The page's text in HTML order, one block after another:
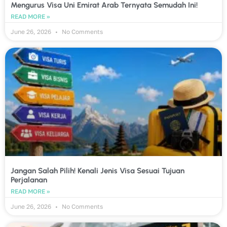
Mengurus Visa Uni Emirat Arab Ternyata Semudah Ini!
READ MORE »
June 26, 2026
No Comments
Jangan Salah Pilih! Kenali Jenis Visa Sesuai Tujuan
Perjalanan
READ MORE »
June 26, 2026
No Comments